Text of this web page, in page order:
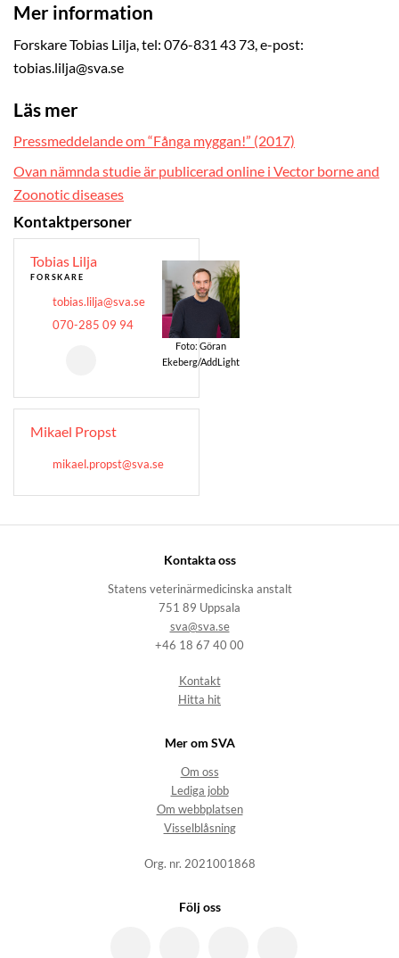
Mer information
Forskare Tobias Lilja, tel: 076-831 43 73, e-post:
tobias.lilja@sva.se
Läs mer
Pressmeddelande om “Fånga myggan!” (2017)
Ovan nämnda studie är publicerad online i Vector borne and
Zoonotic diseases
Kontaktpersoner
Tobias Lilja
FORSKARE
tobias.lilja@sva.se
070-285 09 94
Foto: Göran
Ekeberg/AddLight
Mikael Propst
mikael.propst@sva.se
Kontakta oss
Statens veterinärmedicinska anstalt
751 89 Uppsala
sva@sva.se
+46 18 67 40 00
Kontakt
Hitta hit
Mer om SVA
Om oss
Lediga jobb
Om webbplatsen
Visselblåsning
Org. nr. 2021001868
Följ oss